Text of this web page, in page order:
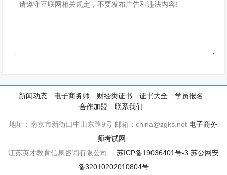
新闻动态 电子商务师 财经类证书 证书大全
学员报名
合作加盟
联系我们
地址：南京市新街口中山东路9号 邮箱：china@zgks.net 电子商务
师考试网
江苏英才教育信息咨询有限公司. 苏ICP备19036401号-3 苏公网安
备32010202010804号